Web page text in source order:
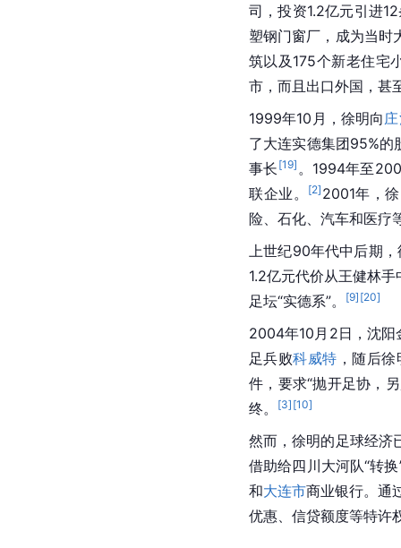
司，投资1.2亿元引进
塑钢门窗厂，成为当时
筑以及175个新老住宅
市，而且出口外国，甚
1999年10月，徐明向
了大连实德集团95%的
事长 [19] 。1994年至
联企业。
[2] 2001年，
险、石化、汽车和医疗
上世纪90年代中后期
1.2亿元代价从王健林
足坛“实德系”。 [9] [20]
2004年10月2日，沈阳
足兵败科威特 ，随后
件，要求“抛开足协 ，
终。
[3] [10]
然而，徐明的 足球经济
借助给四川大河队“转
和大连市商业银行。通
优惠、信贷额度等特许